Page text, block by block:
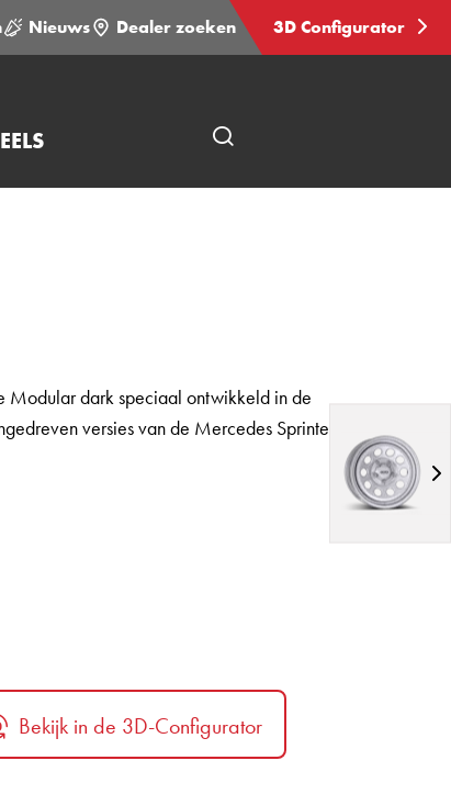
Nieuws Dealer zoeken 3D Configurator
dark speciaal ontwikkeld in de
versies van de Mercedes Sprinter
Bekijk in de 3D-Configurator